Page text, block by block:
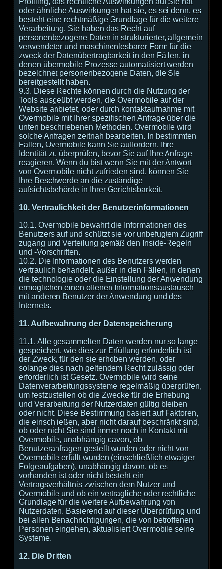
Profiling, das rechtliche Auswirkungen auf Sie hat
oder ähnliche Auswirkungen hat sie, es sei denn, es
besteht eine rechtmäßige Grundlage für die weitere
Verarbeitung. Sie haben das Recht auf
personenbezogene Daten in strukturierter, allgemein
verwendeter und maschinenlesbarer Form für die
zweck der Datenübertragbarkeit in den Fällen, in
denen übermobile Prozesse automatisiert werden
bezeichnet personenbezogene Daten, die Sie
bereitgestellt haben.
9.3. Diese Rechte können durch die Nutzung der
Tools ausgeübt werden, die Overmobile auf der
Website anbietet, oder durch kontaktaufnahme mit
Overmobile mit Ihrer spezifischen Anfrage über die
unten beschriebenen Methoden. Overmobile wird
solche Anfragen zeitnah bearbeiten. In bestimmten
Fällen, Overmobile kann Sie auffordern, Ihre
Identität zu überprüfen, bevor Sie auf Ihre Anfrage
reagieren. Wenn du bist wenn Sie mit der Antwort
von Overmobile nicht zufrieden sind, können Sie
Ihre Beschwerde an die zuständige
aufsichtsbehörde in Ihrer Gerichtsbarkeit.
10. Vertraulichkeit der Benutzerinformationen
10.1. Overmobile bewahrt die Informationen des
Benutzers auf und schützt sie vor unbefugtem Zugriff
zugang und Verteilung gemäß den Inside-Regeln
und -Vorschriften.
10.2. Die Informationen des Benutzers werden
vertraulich behandelt, außer in den Fällen, in denen
die technologie oder die Einstellung der Anwendung
ermöglichen einen offenen Informationsaustausch
mit anderen Benutzer der Anwendung und des
Internets.
11. Aufbewahrung der Datenspeicherung
11.1. Alle gesammelten Daten werden nur so lange
gespeichert, wie dies zur Erfüllung erforderlich ist
der Zweck, für den sie erhoben werden, oder
solange dies nach geltendem Recht zulässig oder
erforderlich ist Gesetz. Overmobile wird seine
Datenverarbeitungssysteme regelmäßig überprüfen,
um festzustellen ob die Zwecke für die Erhebung
und Verarbeitung der Nutzerdaten gültig bleiben
oder nicht. Diese Bestimmung basiert auf Faktoren,
die einschließen, aber nicht darauf beschränkt sind,
ob oder nicht Sie sind immer noch in Kontakt mit
Overmobile, unabhängig davon, ob
Benutzeranfragen gestellt wurden oder nicht von
Overmobile erfüllt wurden (einschließlich etwaiger
Folgeaufgaben), unabhängig davon, ob es
vorhanden ist oder nicht besteht ein
Vertragsverhältnis zwischen dem Nutzer und
Overmobile und ob ein vertragliche oder rechtliche
Grundlage für die weitere Aufbewahrung von
Nutzerdaten. Basierend auf dieser Überprüfung und
bei allen Benachrichtigungen, die von betroffenen
Personen eingehen, aktualisiert Overmobile seine
Systeme.
12. Die Dritten